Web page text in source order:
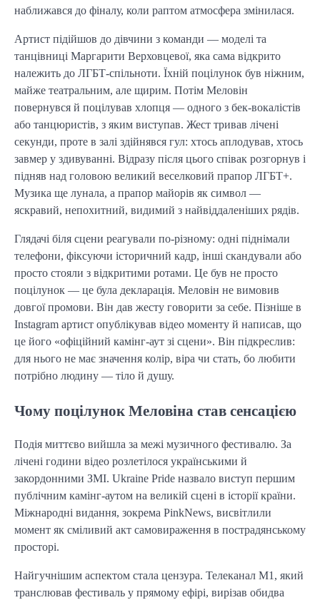
наближався до фіналу, коли раптом атмосфера змінилася.
Артист підійшов до дівчини з команди — моделі та
танцівниці Маргарити Верховцевої, яка сама відкрито
належить до ЛГБТ-спільноти. Їхній поцілунок був ніжним,
майже театральним, але щирим. Потім Меловін
повернувся й поцілував хлопця — одного з бек-вокалістів
або танцюристів, з яким виступав. Жест тривав лічені
секунди, проте в залі здійнявся гул: хтось аплодував, хтось
завмер у здивуванні. Відразу після цього співак розгорнув і
підняв над головою великий веселковий прапор ЛГБТ+.
Музика ще лунала, а прапор майорів як символ —
яскравий, непохитний, видимий з найвіддаленіших рядів.
Глядачі біля сцени реагували по-різному: одні піднімали
телефони, фіксуючи історичний кадр, інші скандували або
просто стояли з відкритими ротами. Це був не просто
поцілунок — це була декларація. Меловін не вимовив
довгої промови. Він дав жесту говорити за себе. Пізніше в
Instagram артист опублікував відео моменту й написав, що
це його «офіційний камінг-аут зі сцени». Він підкреслив:
для нього не має значення колір, віра чи стать, бо любити
потрібно людину — тіло й душу.
Чому поцілунок Меловіна став сенсацією
Подія миттєво вийшла за межі музичного фестивалю. За
лічені години відео розлетілося українськими й
закордонними ЗМІ. Ukraine Pride назвало виступ першим
публічним камінг-аутом на великій сцені в історії країни.
Міжнародні видання, зокрема PinkNews, висвітлили
момент як сміливий акт самовираження в пострадянському
просторі.
Найгучнішим аспектом стала цензура. Телеканал М1, який
транслював фестиваль у прямому ефірі, вирізав обидва